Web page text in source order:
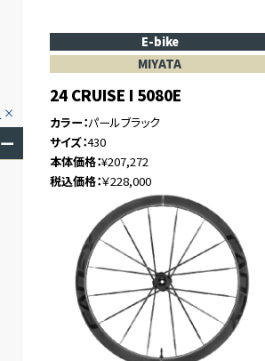
ー
E-bike
MIYATA
24 CRUISE I 5080E
カラー パールブラック
サイズ 430
本体価格 ¥207,272
税込価格 ￥228,000